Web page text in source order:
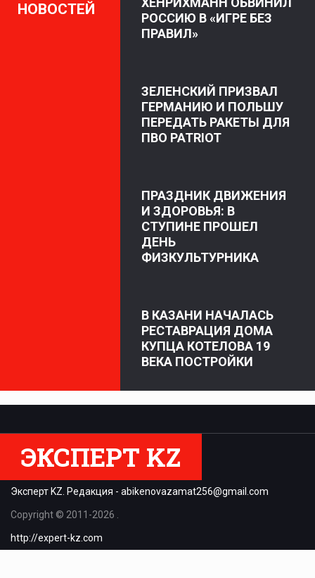
НОВОСТЕЙ
РОССИЮ В «ИГРЕ БЕЗ
ПРАВИЛ»
ЗЕЛЕНСКИЙ ПРИЗВАЛ
ГЕРМАНИЮ И ПОЛЬШУ
ПЕРЕДАТЬ РАКЕТЫ ДЛЯ
ПВО PATRIOT
ПРАЗДНИК ДВИЖЕНИЯ
И ЗДОРОВЬЯ: В
СТУПИНЕ ПРОШЕЛ
ДЕНЬ
ФИЗКУЛЬТУРНИКА
В КАЗАНИ НАЧАЛАСЬ
РЕСТАВРАЦИЯ ДОМА
КУПЦА КОТЕЛОВА 19
ВЕКА ПОСТРОЙКИ
ЭКСПЕРТ KZ
Эксперт KZ. Редакция - abikenovazamat256@gmail.com
Copyright © 2011-2026 .
http://expert-kz.com